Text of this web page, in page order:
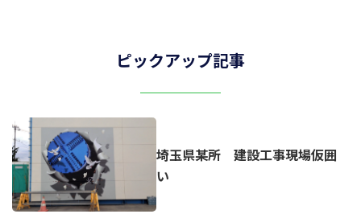
ピックアップ記事
埼玉県某所 建設工事現場仮囲
い